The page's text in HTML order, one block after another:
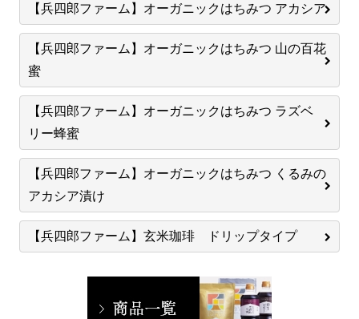
【兵四郎ファーム】オーガニックはちみつ アカシア
【兵四郎ファーム】オーガニックはちみつ 山の百花
蜜
【兵四郎ファーム】オーガニックはちみつ ラズベ
リー蜂蜜
【兵四郎ファーム】オーガニックはちみつ くるみの
アカシア漬け
【兵四郎ファーム】玄米珈琲 ドリップタイプ